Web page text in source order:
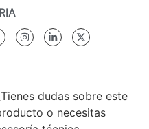
dudas sobre este
o necesitas